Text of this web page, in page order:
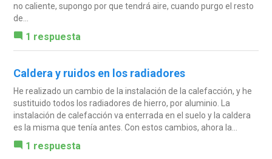
no caliente, supongo por que tendrá aire, cuando purgo el resto
de...
1 respuesta
Caldera y ruidos en los radiadores
He realizado un cambio de la instalación de la calefacción, y he
sustituido todos los radiadores de hierro, por aluminio. La
instalación de calefacción va enterrada en el suelo y la caldera
es la misma que tenía antes. Con estos cambios, ahora la...
1 respuesta